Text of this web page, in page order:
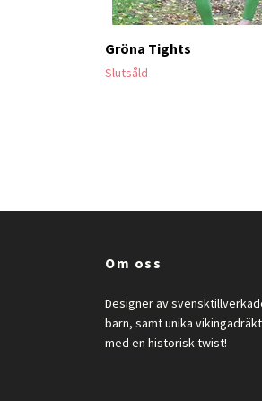
Gröna Tights
Slutsåld
Om oss
Designer av
barn, samt unika
med en historisk twist!